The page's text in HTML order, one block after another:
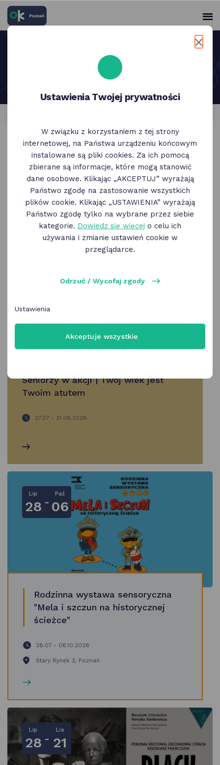
skróty
głównych
Panel
Oferty:
Wszystkie OK Poznań 60+
Partnerzy Kategorie
Wyczyść filtry
Sie
Seniorzy w akcji | Twój wiek jest
Twoim atutem
27.07 - 31.08.2026
Lip
28 -
Paź
06
Rodzinna wystawa sensoryczna
"Mela i szczun na historycznej
ścieżce"
28.07 - 06.10.2026
Stary Rynek 3, Poznań
Lip
28 -
Lis
21
Ustawienia Twojej prywatności
W związku z korzystaniem z tej strony
internetowej, na Państwa urządzeniu końcowym
instalowane są pliki cookies. Za ich pomocą
zbierane są informacje, które mogą stanowić
dane osobowe. Klikając „AKCEPTUJ” wyrażają
Państwo zgodę na zastosowanie wszystkich
plików cookie. Klikając „USTAWIENIA” wyrażają
Państwo zgodę tylko na wybrane przez siebie
kategorie. Dowiedz się więcej o celu ich
używania i zmianie ustawień cookie w
przeglądarce.
Odrzuć / Wycofaj zgody
Ustawienia
Akceptuje wszystkie